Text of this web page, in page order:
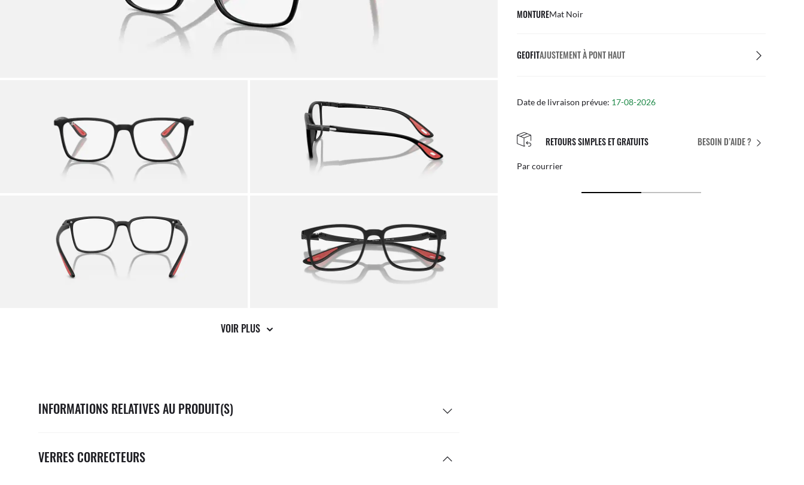
VOIR PLUS
INFORMATIONS RELATIVES AU PRODUIT(S)
VERRES CORRECTEURS
MONTUREMat Noir
GEOFITAJUSTEMENT À PONT HAUT
Date de livraison prévue: 17-08-2026
BESOIN D’AIDE ?
RETOURS SIMPLES ET GRATUITS